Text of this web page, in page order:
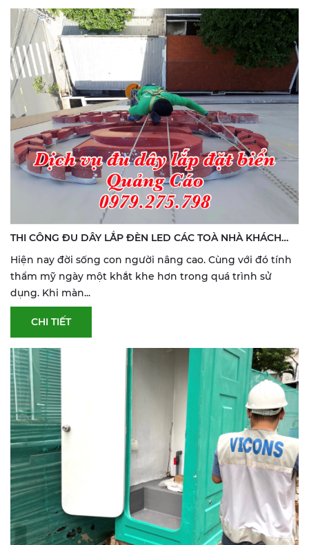
THI CÔNG ĐU DÂY LẮP ĐÈN LED CÁC TOÀ NHÀ KHÁCH
SẠN HOANG PHUC CARE
Hiện nay đời sống con người nâng cao. Cùng với đó tính
thẩm mỹ ngày một khắt khe hơn trong quá trình sử
dụng. Khi màn...
CHI TIẾT